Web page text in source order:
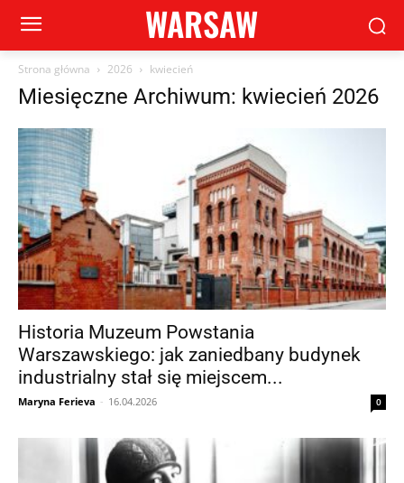
WARSAW
Strona główna 2026 kwiecień
Miesięczne Archiwum: kwiecień 2026
Historia Muzeum Powstania
Warszawskiego: jak zaniedbany budynek
industrialny stał się miejscem...
Maryna Ferieva - 16.04.2026 0